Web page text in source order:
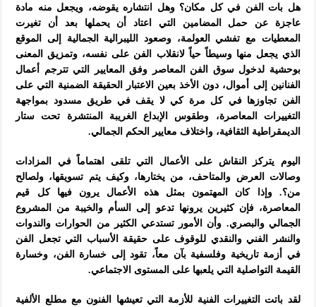
هل بات الفن في كل مكان؟ وهل انتشاره يقوضه، ويجعل منه مادة
عاجزة عن حمل المضامين التي اعتاد أن يحملها بعد أن تغيرت
المعطيات مع تفشي العولمة، وصعود الليبرالية الجمالية إلى الموقع
الذي يجعل منها وسيطاً حياً لانقلاب الفن على نفسه، وتمزيق المعنى
بوحشية لدخول سوق الفن المعاصر وفق المعايير التي تترجم أعمال
الفنانين إلى أموال، دون الأخذ بعين الاعتبار الحقيقة الضمنية التي على
الفن تجاوزها في كل مرة كي لا يقف في طريق مسدود بمواجهة
التغييرات المعاصرة، وطقوس الإبداع الغريبة المنتشرة تحت ستار
الديمقراطية الثقافية، واختلاف معايير الحكم الجمالي.
اليوم يتركز النقاش على الأعمال التي تلقى اهتماماً في المزادات
وصالات العرض والمتاحف، من يختارها، وكيف يتم تسويقها، ولصالح
من؟. وإذا كان المهتمون بمثل هذه الأعمال يرون فيها كل قيم
المعاصرة، فإن كثيرين يرونها تدعو إلى السأم والخيبة من المشروع
الجمالي والبصري. وأن الأمور تستدعي الكثير من الحوارات والندوات
والنشر الفني والنقدي للوقوف على حقيقة الأسباب التي تجعل الفن
في أزمة تاريخية وفلسفية بآن معاً، تقود إلى خسارة الفن، وخسارة
القيمة التواصلية التي يلعبها على المستوى الاجتماعي.
لقد باتت التغييرات الفنية للأزمة التي تعيشها الفنون مع مطلع الألفية